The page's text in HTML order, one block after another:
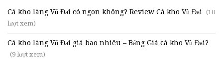
Cá kho làng Vũ Đại có ngon không? Review Cá kho Vũ Đại (10
lượt xem)
Cá kho làng Vũ Đại giá bao nhiêu – Bảng Giá cá kho Vũ Đại?
(9 lượt xem)